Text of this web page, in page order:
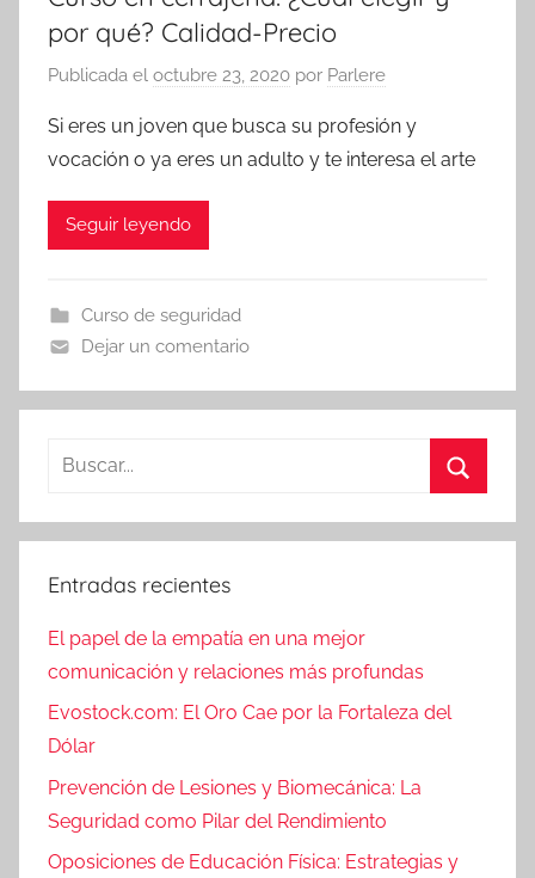
por qué? Calidad-Precio
Publicada el octubre 23, 2020 por Parlere
Si eres un joven que busca su profesión y
vocación o ya eres un adulto y te interesa el arte
Seguir leyendo
Curso de seguridad
Dejar un comentario
Buscar:
Entradas recientes
El papel de la empatía en una mejor
comunicación y relaciones más profundas
Evostock.com: El Oro Cae por la Fortaleza del
Dólar
Prevención de Lesiones y Biomecánica: La
Seguridad como Pilar del Rendimiento
Oposiciones de Educación Física: Estrategias y